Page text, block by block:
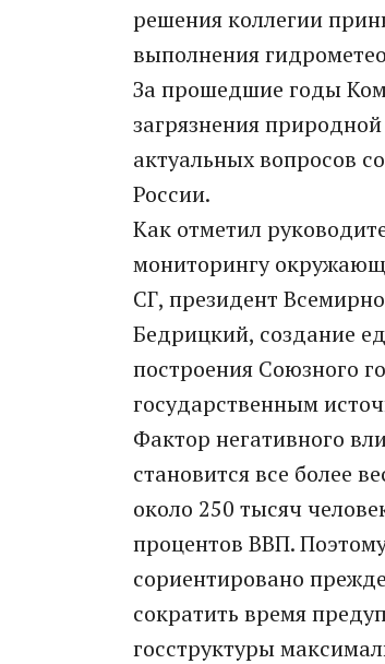
решения коллегии
выполнения
За прошедшие годы
загрязнения
актуальных вопросов
России.
Как отметил
мониторингу
СГ, президент
Бедрицкий, создание
построения Союзного
государственным
Фактор негативного
становится все более
около 250 тысяч
процентов ВВП.
сориентировано
сократить время
госструктуры